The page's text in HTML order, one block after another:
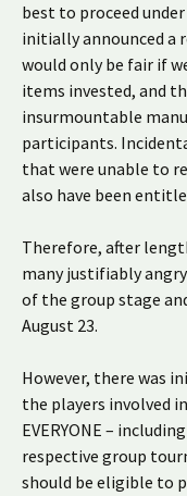
best to proceed
initially announced a
would only be fair if
items invested, and
insurmountable
participants.
that were unable to
also have been
Therefore, after
many justifiably
of the group stage
August 23.
However, there was
the players involved
EVERYONE –
respective group
should be eligible to